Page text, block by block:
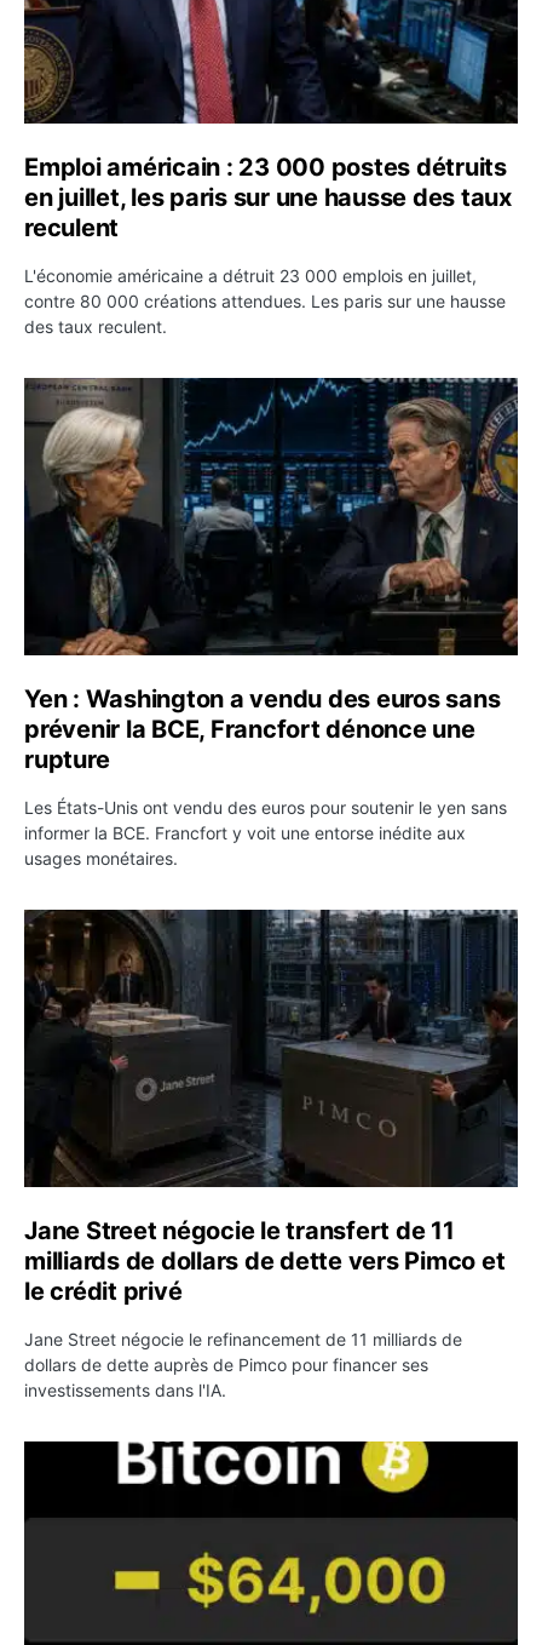
Emploi américain : 23 000 postes détruits
en juillet, les paris sur une hausse des taux
reculent
L'économie américaine a détruit 23 000 emplois en juillet,
contre 80 000 créations attendues. Les paris sur une hausse
des taux reculent.
Yen : Washington a vendu des euros sans prévenir la
Yen : Washington a vendu des euros sans
prévenir la BCE, Francfort dénonce une
rupture
Les États-Unis ont vendu des euros pour soutenir le yen sans
informer la BCE. Francfort y voit une entorse inédite aux
usages monétaires.
Jane Street négocie le transfert de 11 milliards de
Jane Street négocie le transfert de 11
milliards de dollars de dette vers Pimco et
le crédit privé
Jane Street négocie le refinancement de 11 milliards de
dollars de dette auprès de Pimco pour financer ses
investissements dans l'IA.
Bitcoin stagne à 64 000 dollars pendant que les